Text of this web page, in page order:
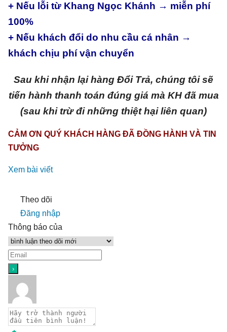
+ Nếu lỗi từ Khang Ngọc Khánh → miễn phí
100%
+ Nếu khách đổi do nhu cầu cá nhân →
khách chịu phí vận chuyển
Sau khi nhận lại hàng Đổi Trả, chúng tôi sẽ
tiến hành thanh toán đúng giá mà KH đã mua
(sau khi trừ đi những thiệt hại liên quan)
CẢM ƠN QUÝ KHÁCH HÀNG ĐÃ ĐỒNG HÀNH VÀ TIN
TƯỞNG
Xem bài viết
Theo dõi
Đăng nhập
Thông báo của